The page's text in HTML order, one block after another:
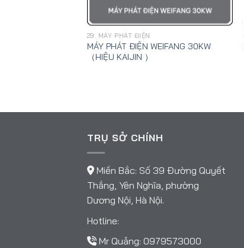
29. MÁY PHÁT ĐIỆN
MÁY PHÁT ĐIỆN WEIFANG 30KW
（HIỆU KAIJIN ）
TRỤ SỞ CHÍNH
Miền Bắc: Số 39 Đường Quyết
Thắng, Yên Nghĩa, phường
Dương Nội, Hà Nội.
Hotline:
Mr Quảng: 0979573000